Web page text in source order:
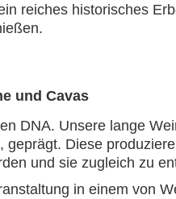
reiches historisches
und Cavas
DNA. Unsere lange
, geprägt. Diese
und sie zugleich zu
in einem von